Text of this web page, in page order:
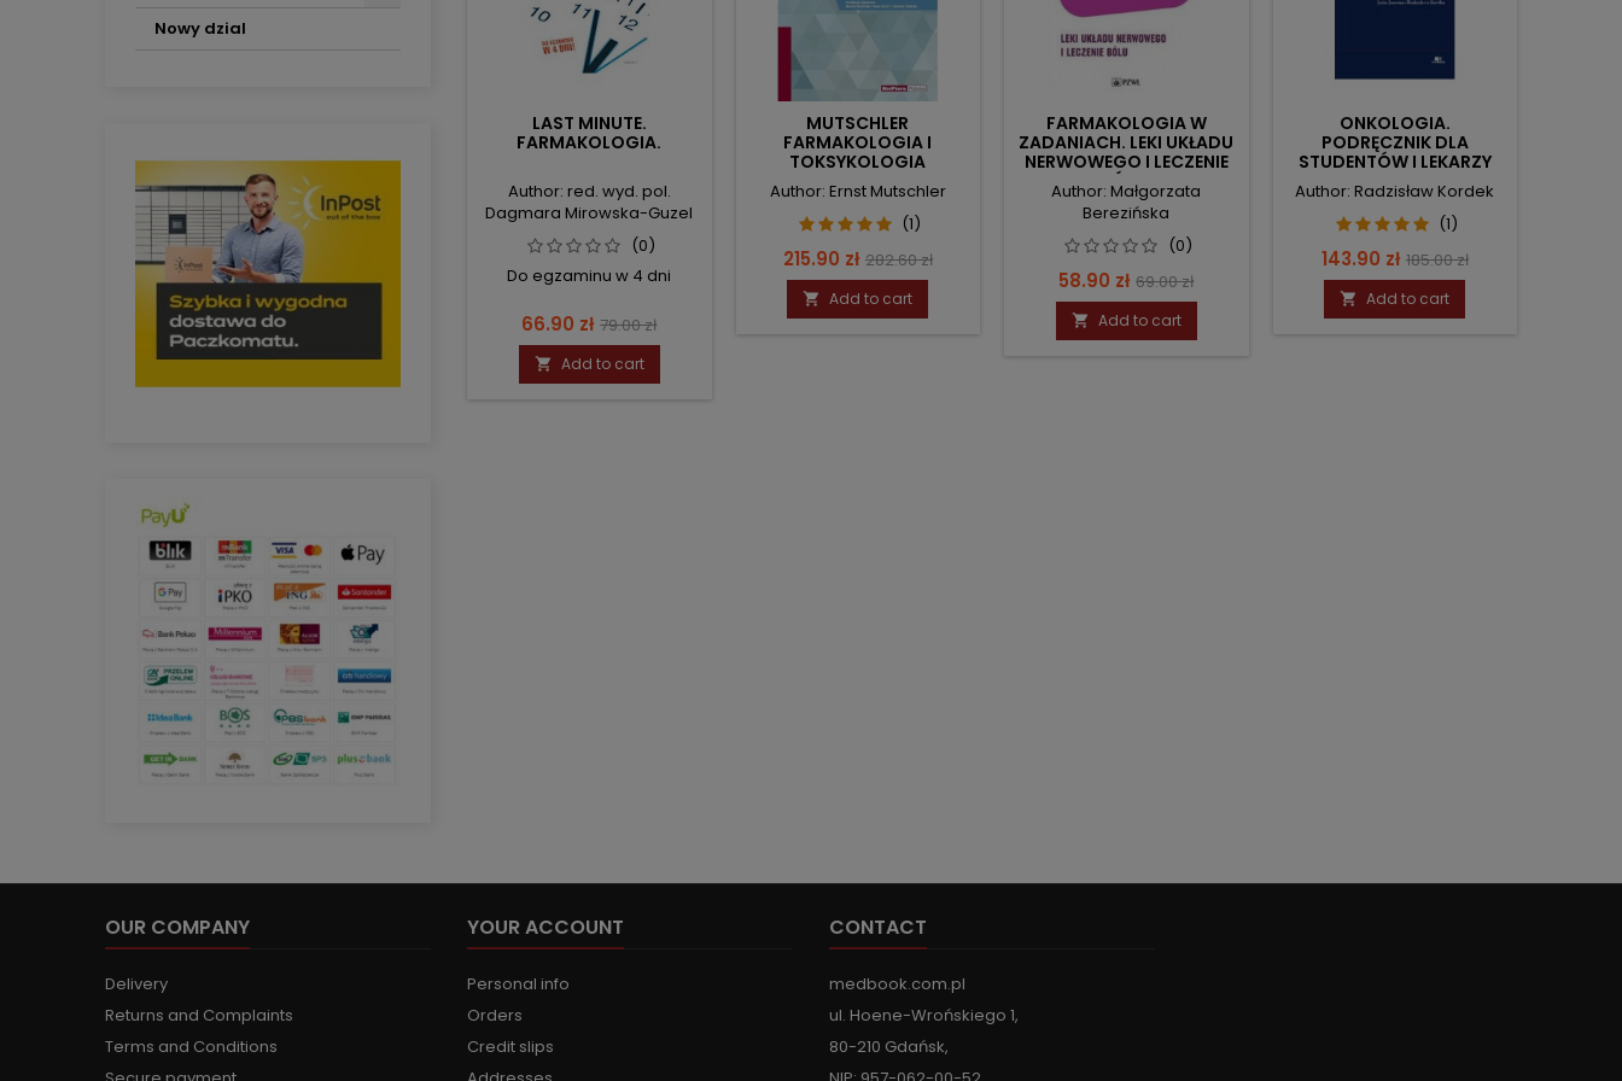
Nowy dzial
LAST MINUTE.
FARMAKOLOGIA.
Author: red. wyd. pol.
Dagmara Mirowska-Guzel
(0)
Do egzaminu w 4 dni
Price
66.90 zł Regular
price
79.00 zł
 Add to cart
MUTSCHLER
FARMAKOLOGIA I
TOKSYKOLOGIA
Author: Ernst Mutschler
(1)
Price
215.90 zł Regular
price
282.60 zł
 Add to cart
FARMAKOLOGIA W
ZADANIACH. LEKI UKŁADU
NERWOWEGO I LECZENIE
BÓLU.
Author: Małgorzata
Berezińska
(0)
Price
58.90 zł Regular
price
69.00 zł
 Add to cart
ONKOLOGIA.
PODRĘCZNIK DLA
STUDENTÓW I LEKARZY
Author: Radzisław Kordek
(1)
Price
143.90 zł Regular
price
185.00 zł
 Add to cart
OUR COMPANY
Delivery
Returns and Complaints
Terms and Conditions
YOUR ACCOUNT
Personal info
Orders
Credit slips
CONTACT
medbook.com.pl
ul. Hoene-Wrońskiego 1,
80-210 Gdańsk,